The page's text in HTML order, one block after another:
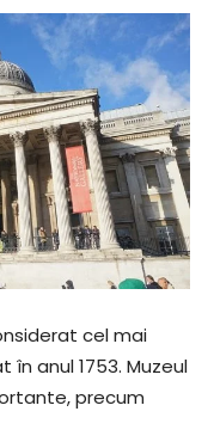
cel mai
anul 1753. Muzeul
precum